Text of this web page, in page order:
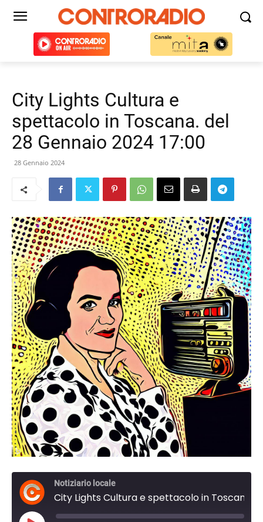
City Lights Cultura e
spettacolo in Toscana. del
28 Gennaio 2024 17:00
28 Gennaio 2024
Notiziario locale